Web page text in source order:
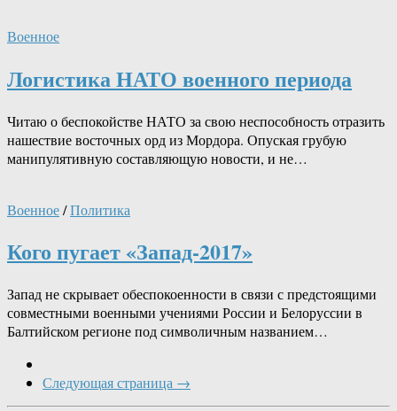
Военное
Логистика НАТО военного периода
Читаю о беспокойстве НАТО за свою неспособность отразить
нашествие восточных орд из Мордора. Опуская грубую
манипулятивную составляющую новости, и не…
Военное/Политика
Кого пугает «Запад-2017»
Запад не скрывает обеспокоенности в связи с предстоящими
совместными военными учениями России и Белоруссии в
Балтийском регионе под символичным названием…
Следующая страница →